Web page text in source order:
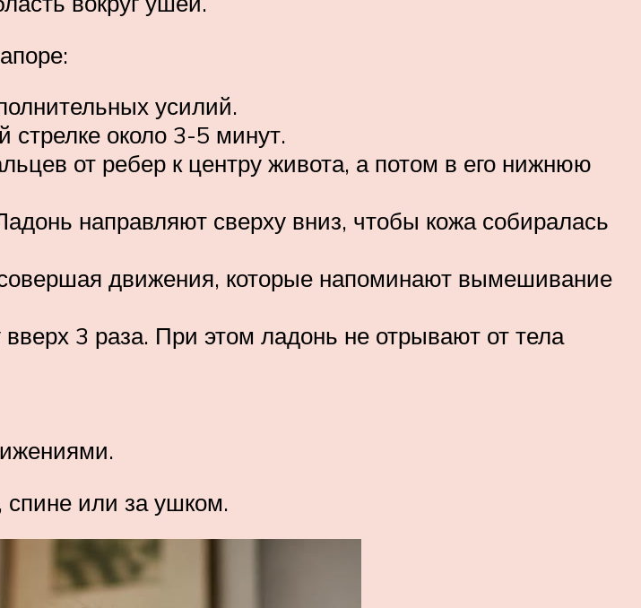
усилий.
стрелке около 3-5 минут.
от ребер к центру живота, а потом в его нижнюю
направляют сверху вниз, чтобы кожа собиралась
движения, которые напоминают вымешивание
3 раза. При этом ладонь не отрывают от тела
спине или за ушком.